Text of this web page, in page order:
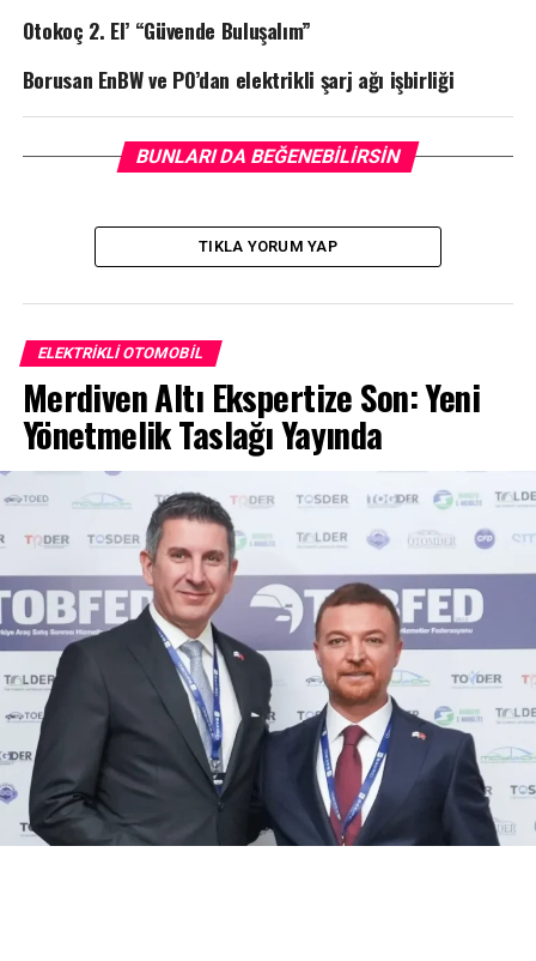
Otokoç 2. El’ “Güvende Buluşalım”
Borusan EnBW ve PO’dan elektrikli şarj ağı işbirliği
BUNLARI DA BEĞENEBILIRSIN
TIKLA YORUM YAP
ELEKTRIKLI OTOMOBIL
Merdiven Altı Ekspertize Son: Yeni
Yönetmelik Taslağı Yayında